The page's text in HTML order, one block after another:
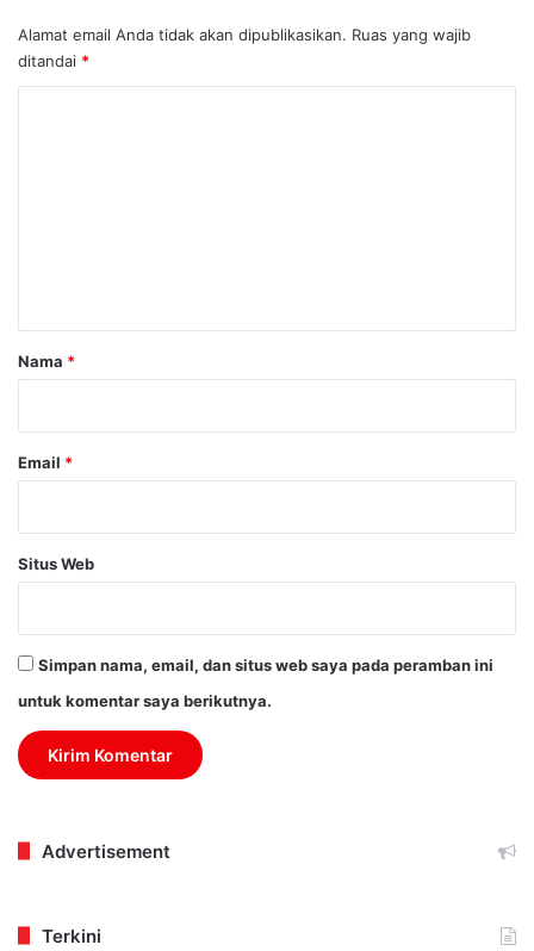
Alamat email Anda tidak akan dipublikasikan. Ruas yang wajib
ditandai *
rNama *
Email *
Situs Web
Simpan nama, email, dan situs web saya pada peramban ini
untuk komentar saya berikutnya.
Advertisement
Terkini